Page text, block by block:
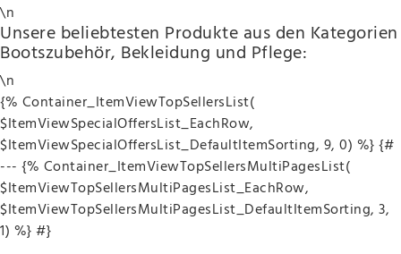
\n
Unsere beliebtesten Produkte aus den Kategorien
Bootszubehör, Bekleidung und Pflege:
\n
{% Container_ItemViewTopSellersList(
$ItemViewSpecialOffersList_EachRow,
$ItemViewSpecialOffersList_DefaultItemSorting, 9, 0) %} {#
--- {% Container_ItemViewTopSellersMultiPagesList(
$ItemViewTopSellersMultiPagesList_EachRow,
$ItemViewTopSellersMultiPagesList_DefaultItemSorting, 3,
1) %} #}